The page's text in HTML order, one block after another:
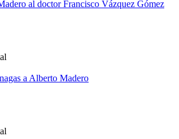
al doctor Francisco Vázquez Gómez
a Alberto Madero